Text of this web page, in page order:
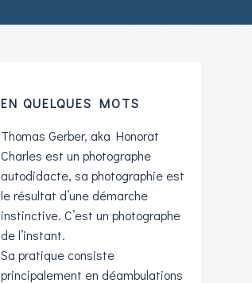
EN QUELQUES MOTS
Thomas Gerber, aka Honorat
Charles est un photographe
autodidacte, sa photographie est
le résultat d’une démarche
instinctive. C’est un photographe
de l’instant.
Sa pratique consiste
principalement en déambulations